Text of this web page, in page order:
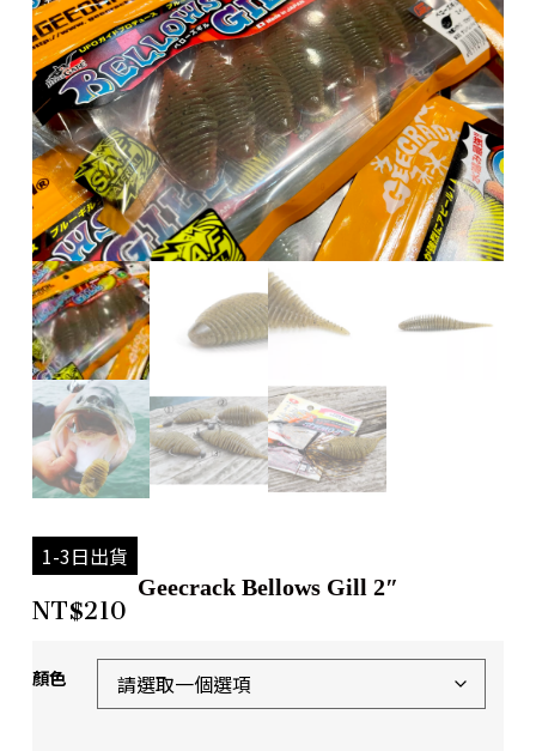
1-3日出貨
Geecrack Bellows Gill 2″
NT$210
顏色